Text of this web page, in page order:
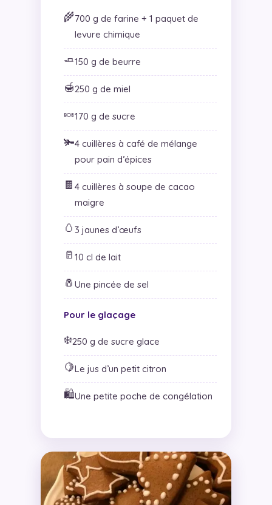
🌾700 g de farine + 1 paquet de
levure chimique
🧈150 g de beurre
🍯250 g de miel
🍬170 g de sucre
🫚4 cuillères à café de mélange
pour pain d’épices
🍫 4 cuillères à soupe de cacao
maigre
🥚 3 jaunes d’œufs
🥛 10 cl de lait
🧂 Une pincée de sel
Pour le glaçage
❄️250 g de sucre glace
🍋Le jus d’un petit citron
🛍️Une petite poche de congélation